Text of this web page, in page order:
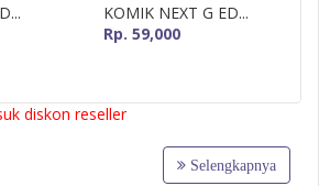
KOMIK NEXT G ED...
Rp. 59,000
diskon reseller
Selengkapnya